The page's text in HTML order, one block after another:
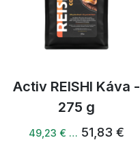
Activ REISHI Káva -
275 g
49,23 € … 51,83 €